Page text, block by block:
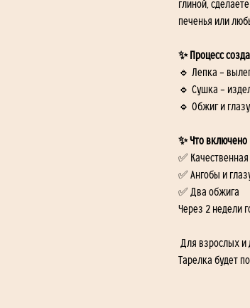
глиной,
печенья или
✨ Процесс
🔹 Лепка –
🔹 Сушка –
🔹 Обжиг и
✨ Что включено
✅
✅ Ангобы и
✅ Два обжига
Через 2 недели
Для взрослых и
Тарелка будет